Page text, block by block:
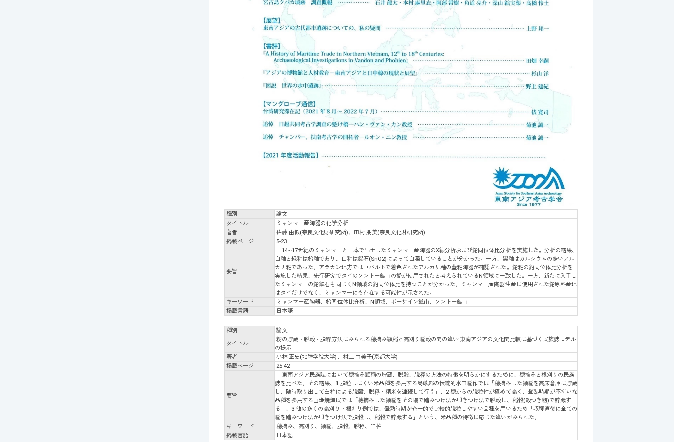
種別
論文
タイトル
ミャンマー産陶器の化学分析
著者
佐藤 由似(奈良文化財研究所)、田村 朋美(奈良文化財研究所)
掲載ページ
5-23
要旨
14~17世紀のミャンマーと日本で出土したミャンマー産陶器のX線分析および鉛同位体比分析を実施した。分析の結果、
白釉と緑釉は鉛釉であり、白釉は錫石(SnO2)によって白濁していることが分かった。一方、黒釉はカルシウムの多いアル
カリ釉であった。アラカン地方ではコバルトで着色されたアルカリ釉の藍釉陶器が確認された。鉛釉の鉛同位体比分析を
実施した結果、先行研究でタイのソントー鉱山の鉛が使用されたと考えられているN領域に一致した。一方、新たに入手し
たミャンマーの鉛鉱石も同じくN領域の鉛同位体比を持つことが分かった。ミャンマー産陶器生産に使用された鉛原料産地
はタイだけでなく、ミャンマーにも存在する可能性が示された。
キーワード
ミャンマー産陶器、鉛同位体比分析、N領域、ボーサイン鉱山、ソントー鉱山
掲載言語
日本語
種別
論文
タイトル
籾の貯蔵・脱穀・脱稃方法にみられる穂摘み頴稲と高刈り稲穀の間の違い:東南アジアの文化間比較に基づく民族誌モデル
の提示
著者
小林 正史(北陸学院大学)、村上 由美子(京都大学)
掲載ページ
25-42
要旨
東南アジア民族誌において穂摘み頴稲の貯蔵、脱穀、脱稃の方法の特徴を明らかにするために、穂摘みと根刈りの民族
誌を比べた。その結果、1 脱粒しにくい米品種を多用する島嶼部の伝統的水田稲作では「穂摘みした頴稲を高床倉庫に貯蔵
し、随時取り出して臼杵による脱穀、脱稃・精米を連続して行う」、2 穂からの脱粒性が極めて高く、登熟時期が不揃いな
品種を多用する山地焼畑民では「穂摘みした頴稲をその場で踏みつけ法か叩きつけ法で脱穀し、稲穀(殻つき籾)で貯蔵す
る」、3 他の多くの高刈り・根刈り例では、登熟時期が斉一的で比較的脱粒しやすい品種を用いるため「収穫直後に全ての
稲を踏みつけ法か叩きつけ法で脱穀し、稲穀で貯蔵する」という、米品種の特徴に応じた違いがみられた。
キーワード
穂摘み、高刈り、頴稲、脱穀、脱稃、臼杵
掲載言語
日本語